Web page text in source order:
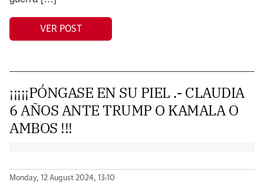
VER POST
¡¡¡¡¡PÓNGASE EN SU PIEL .- CLAUDIA
6 AÑOS ANTE TRUMP O KAMALA O
AMBOS !!!
Monday, 12 August 2024, 13:10